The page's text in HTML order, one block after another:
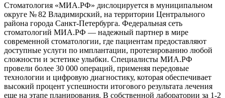
Стоматология «МИА.РФ» дислоцируется в муниципальном
округе № 82 Владимирский, на территории Центрального
района города Санкт-Петербурга. Федеральная сеть
стоматологий МИА.РФ — надежный партнер в мире
современной стоматологии, где пациентам предоставляют
доступные услуги по имплантации, протезированию любой
сложности и эстетике улыбки. Специалисты МИА.РФ
провели более 30 000 операций, применяя передовые
технологии и цифровую диагностику, которая обеспечивает
высокий процент успешности итогового результата лечения
еще на этапе планирования. В собственной лаборатории за 1-2